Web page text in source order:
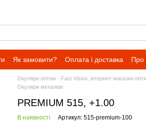
Як замовити? Оплата і доставка Про
Окуляри оптом - Fast Vision, інтернет-магазин
Окуляри металеві
PREMIUM 515, +1.00
В наявності Артикул: 515-premium-100